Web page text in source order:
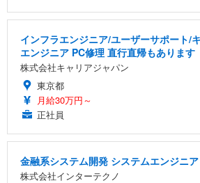
インフラエンジニア/ユーザーサポート/
エンジニア PC修理 直行直帰もあります
株式会社キャリアジャパン
東京都
月給30万円～
正社員
金融系システム開発 システムエンジニア
株式会社インターテクノ